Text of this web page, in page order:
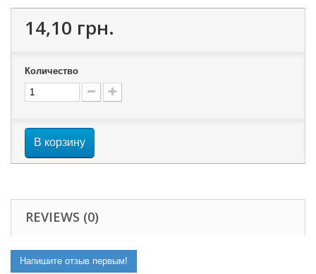
14,10 грн.
Количество
В корзину
REVIEWS (0)
Напишите отзыв первым!